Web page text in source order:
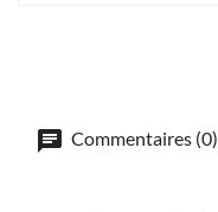
Commentaires (0)